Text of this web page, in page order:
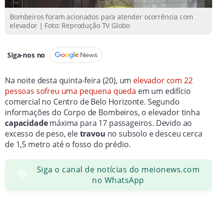
Bombeiros foram acionados para atender ocorrência com
elevador | Foto: Reprodução TV Globo
Siga-nos no
Na noite desta quinta-feira (20), um elevador com 22
pessoas sofreu uma pequena queda em um edifício
comercial no Centro de Belo Horizonte. Segundo
informações do Corpo de Bombeiros, o elevador tinha
capacidademáxima para 17 passageiros. Devido ao
excesso de peso, eletravou no subsolo e desceu cerca
de 1,5 metro até o fosso do prédio.
💬
Siga o canal de notícias do meionews.com
no WhatsApp